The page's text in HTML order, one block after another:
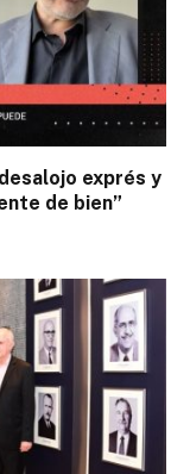
exprés y
de bien”